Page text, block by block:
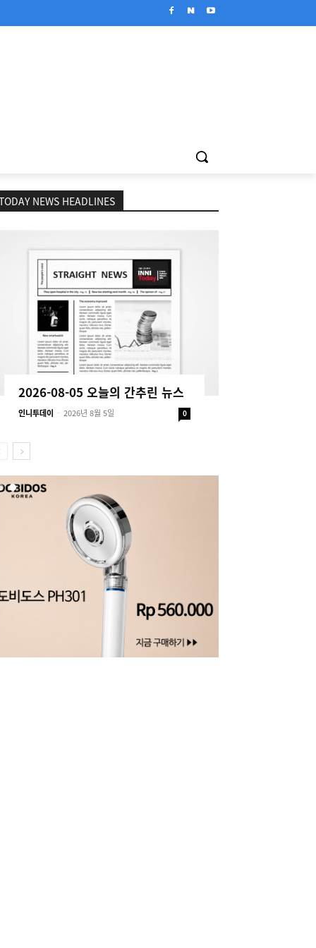
NEWS HEADLINES
2026-08-05 오늘의 간추린 뉴스
인니투데이 - 2026년 8월 5일 0